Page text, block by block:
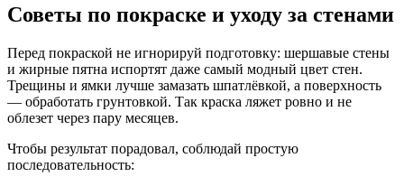
Советы по покраске и уходу за стенами
Перед покраской не игнорируй подготовку: шершавые стены
и жирные пятна испортят даже самый модный цвет стен.
Трещины и ямки лучше замазать шпатлёвкой, а поверхность
— обработать грунтовкой. Так краска ляжет ровно и не
облезет через пару месяцев.
Чтобы результат порадовал, соблюдай простую
последовательность: